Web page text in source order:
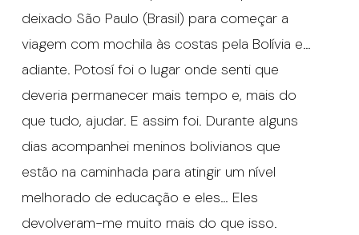
deixado São Paulo (Brasil) para começar a
viagem com mochila às costas pela Bolívia e…
adiante. Potosí foi o lugar onde senti que
deveria permanecer mais tempo e, mais do
que tudo, ajudar. E assim foi. Durante alguns
dias acompanhei meninos bolivianos que
estão na caminhada para atingir um nível
melhorado de educação e eles… Eles
devolveram-me muito mais do que isso.